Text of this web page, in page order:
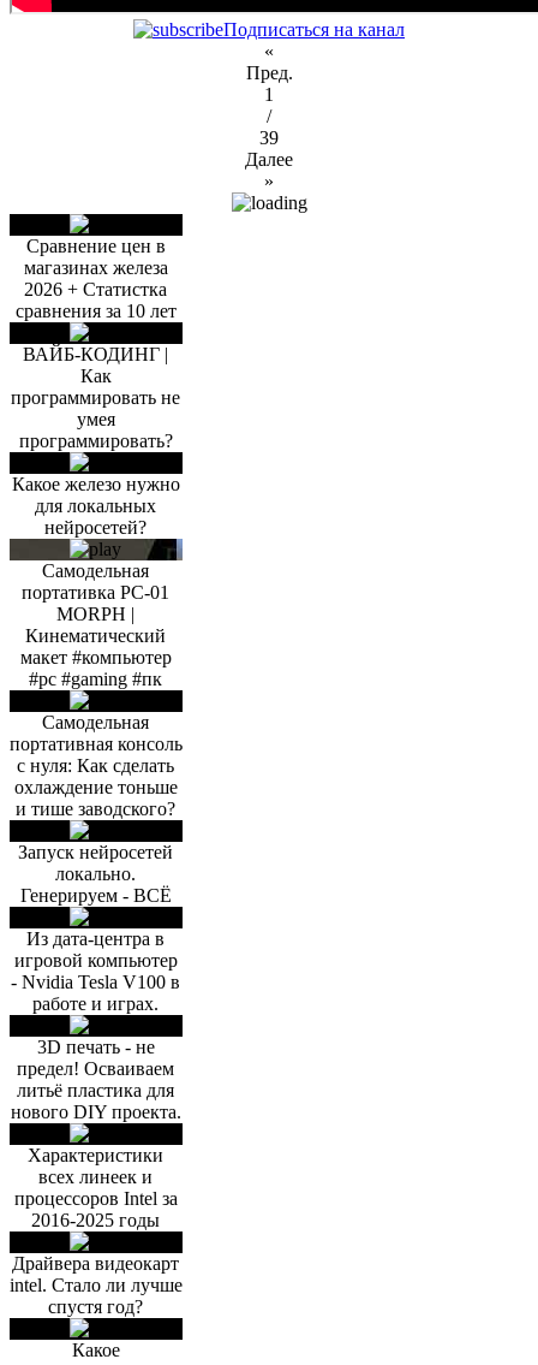
Подписаться на канал
«
Пред.
1
/
39
Далее
»
Сравнение цен в
магазинах железа
2026 + Статистка
сравнения за 10 лет
ВАЙБ-КОДИНГ |
Как
программировать не
умея
программировать?
Какое железо нужно
для локальных
нейросетей?
Самодельная
портативка PC-01
MORPH |
Кинематический
макет #компьютер
#pc #gaming #пк
Самодельная
портативная консоль
с нуля: Как сделать
охлаждение тоньше
и тише заводского?
Запуск нейросетей
локально.
Генерируем - ВСЁ
Из дата-центра в
игровой компьютер
- Nvidia Tesla V100 в
работе и играх.
3D печать - не
предел! Осваиваем
литьё пластика для
нового DIY проекта.
Характеристики
всех линеек и
процессоров Intel за
2016-2025 годы
Драйвера видеокарт
intel. Стало ли лучше
спустя год?
Какое